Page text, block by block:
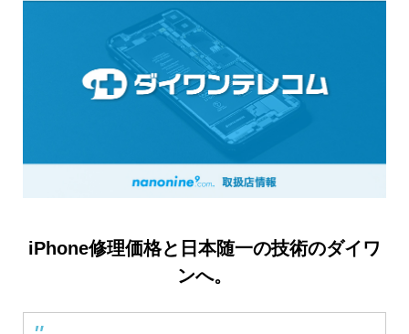
iPhone修理価格と日本随一の技術のダイワ
ンへ。